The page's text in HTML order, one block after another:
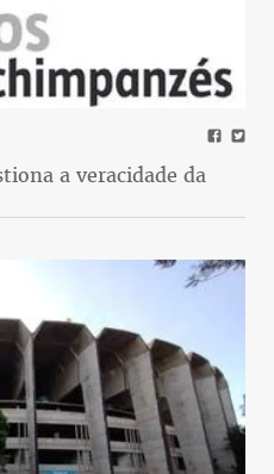
a veracidade da